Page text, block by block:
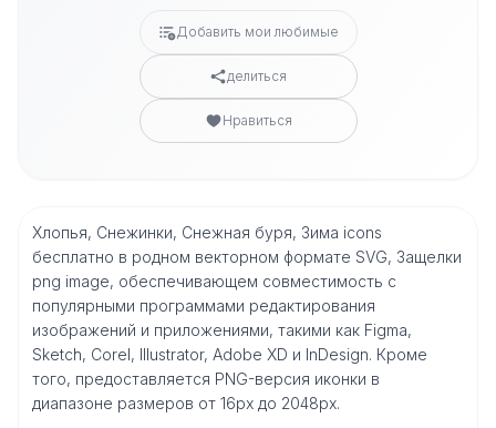
Добавить мои любимые
делиться
Нравиться
Хлопья, Снежинки, Снежная буря, Зима icons
бесплатно в родном векторном формате SVG, Защелки
png image, обеспечивающем совместимость с
популярными программами редактирования
изображений и приложениями, такими как Figma,
Sketch, Corel, Illustrator, Adobe XD и InDesign. Кроме
того, предоставляется PNG-версия иконки в
диапазоне размеров от 16px до 2048px.